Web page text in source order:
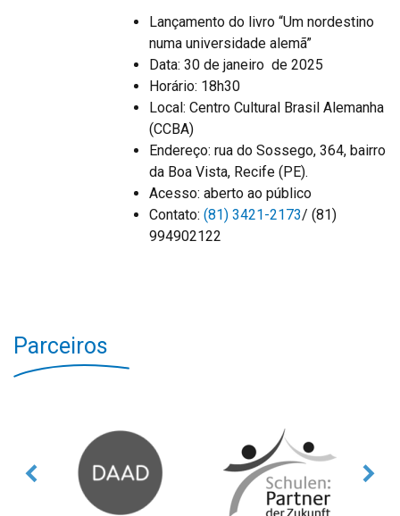
Lançamento do livro “Um nordestino
numa universidade alemã”
Data: 30 de janeiro de 2025
Horário: 18h30
Local: Centro Cultural Brasil Alemanha
(CCBA)
Endereço: rua do Sossego, 364, bairro
da Boa Vista, Recife (PE).
Acesso: aberto ao público
Contato: (81) 3421-2173/ (81)
994902122
Parceiros